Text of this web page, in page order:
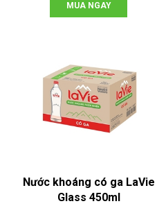
MUA NGAY
Nước khoáng có ga LaVie
Glass 450ml